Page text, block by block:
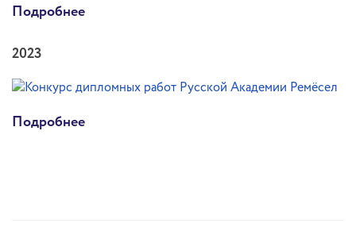
Подробнее
2023
Подробнее